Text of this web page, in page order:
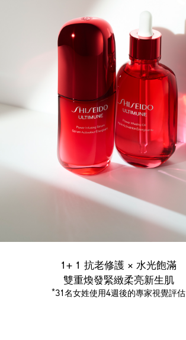
1+ 1 抗老修護 × 水光飽滿
雙重煥發緊緻柔亮新生肌
*31名女姓使用4週後的專家視覺評估